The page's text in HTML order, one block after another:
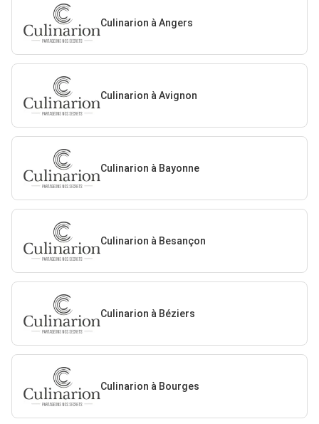
Culinarion à Angers
Culinarion à Avignon
Culinarion à Bayonne
Culinarion à Besançon
Culinarion à Béziers
Culinarion à Bourges